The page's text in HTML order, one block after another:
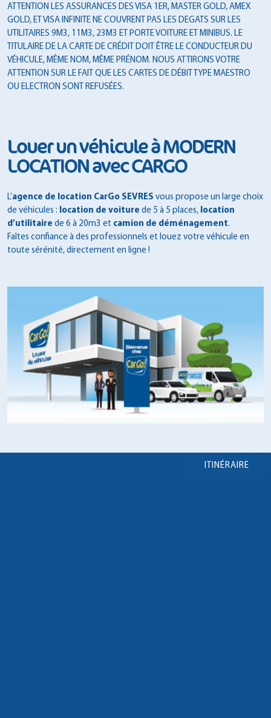
ATTENTION LES ASSURANCES DES VISA 1ER, MASTER GOLD, AMEX
GOLD, ET VISA INFINITE NE COUVRENT PAS LES DEGATS SUR LES
UTILITAIRES 9M3, 11M3, 23M3 ET PORTE VOITURE ET MINIBUS. LE
TITULAIRE DE LA CARTE DE CRÉDIT DOIT ÊTRE LE CONDUCTEUR DU
VÉHICULE, MÊME NOM, MÊME PRÉNOM. NOUS ATTIRONS VOTRE
ATTENTION SUR LE FAIT QUE LES CARTES DE DÉBIT TYPE MAESTRO
OU ELECTRON SONT REFUSÉES.
Louer un véhicule à MODERN
LOCATION avec CARGO
L’agence de location CarGo SEVRES vous propose un large choix
de véhicules : location de voiture de 5 à 5 places, location
d’utilitaire de 6 à 20m3 et camion de déménagement.
Faîtes confiance à des professionnels et louez votre véhicule en
toute sérénité, directement en ligne !
ITINÉRAIRE